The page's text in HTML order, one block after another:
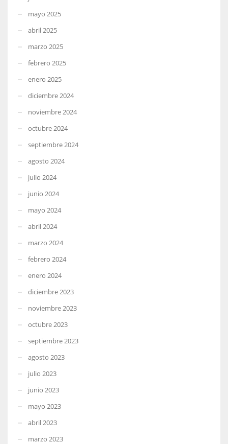
mayo 2025
abril 2025
marzo 2025
febrero 2025
enero 2025
diciembre 2024
noviembre 2024
octubre 2024
septiembre 2024
agosto 2024
julio 2024
junio 2024
mayo 2024
abril 2024
marzo 2024
febrero 2024
enero 2024
diciembre 2023
noviembre 2023
octubre 2023
septiembre 2023
agosto 2023
julio 2023
junio 2023
mayo 2023
abril 2023
marzo 2023